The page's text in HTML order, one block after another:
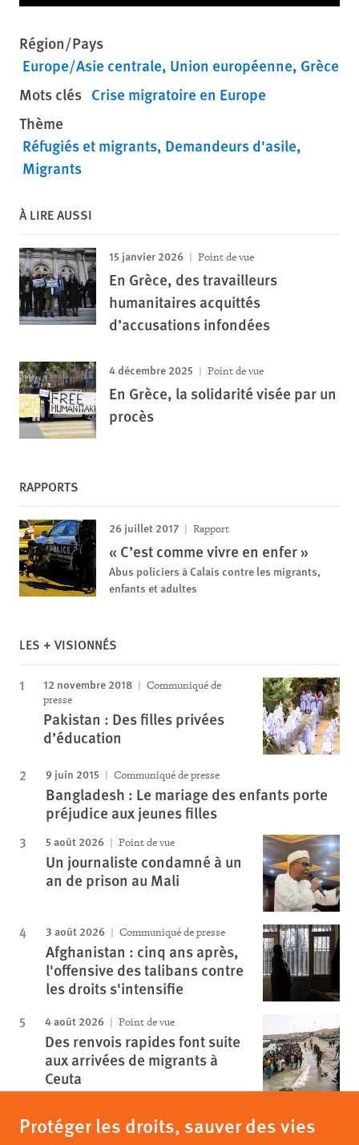
Région/Pays
Europe/Asie centrale Union européenne Grèce
Mots clés Crise migratoire en Europe
Thème
Réfugiés et migrants Demandeurs d'asile
Migrants
À LIRE AUSSI
15 janvier 2026 Point de vue
En Grèce, des travailleurs
humanitaires acquittés
d’accusations infondées
4 décembre 2025 Point de vue
En Grèce, la solidarité visée par un
procès
RAPPORTS
26 juillet 2017 Rapport
« C’est comme vivre en enfer »
Abus policiers à Calais contre les migrants,
enfants et adultes
LES + VISIONNÉS
12 novembre 2018
Communiqué de
presse
Pakistan : Des filles privées
d’éducation
9 juin 2015 Communiqué de presse
Bangladesh : Le mariage des enfants porte
préjudice aux jeunes filles
5 août 2026 Point de vue
Un journaliste condamné à un
an de prison au Mali
3 août 2026 Communiqué de presse
Afghanistan : cinq ans après,
l'offensive des talibans contre
les droits s'intensifie
4 août 2026 Point de vue
Des renvois rapides font suite
aux arrivées de migrants à
Ceuta
Protéger les droits, sauver des vies